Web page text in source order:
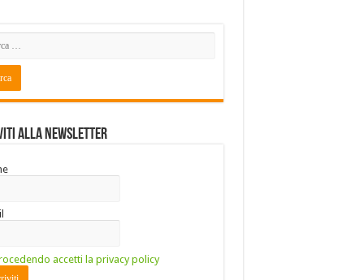
alla Newsletter
accetti la privacy policy